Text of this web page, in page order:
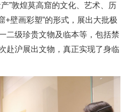
”敦煌莫高窟的文化、艺术、历
+壁画彩塑”的形式，展出大批极
二级珍贵文物及临本等，包括禁
赴沪展出文物，真正实现了身临